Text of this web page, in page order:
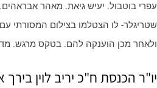
בוטבול. יעיש גיאת. מאהר אבראהים.
לו הצטלמו בצילום המסורתי עם
מכן הוענקה להם. בטקס מרגש.
הכנסת ח"כ יריב לוין בירך את 14 משיאי